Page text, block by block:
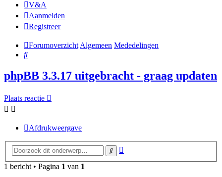
V&A
Aanmelden
Registreer
Forumoverzicht Algemeen Mededelingen
Zoek
phpBB 3.3.17 uitgebracht - graag updaten
Plaats reactie
Afdrukweergave
Zoek
1 bericht • Pagina 1 van 1